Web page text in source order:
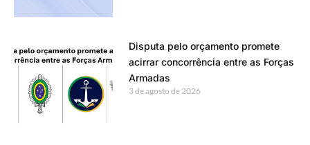
Disputa pelo orçamento promete
acirrar concorrência entre as Forças
Armadas
3 de agosto de 2026